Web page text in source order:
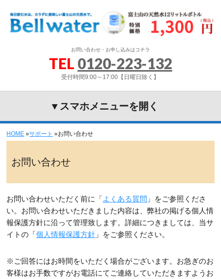
お問い合わせ・お申し込みはコチラ
TEL 0120-223-132
受付時間9:00～17:00【日曜日除く】
▼スマホメニューを開く
HOME »サポート »お問い合わせ
お問い合わせ
お問い合わせいただく前に「よくある質問 」をご参照くださ
い。お問い合わせいただきました内容は、弊社の掲げる個人情
報保護方針に沿って管理致します。詳細につきましては、当サ
イトの「個人情報保護方針 」をご参照ください。
※ご回答にはお時間をいただく場合がございます。お急ぎのお
客様はお手数ですがお電話にてご連絡していただきますようお